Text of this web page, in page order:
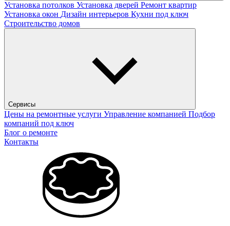
Установка потолков Установка дверей Ремонт квартир
Установка окон Дизайн интерьеров Кухни под ключ
Строительство домов
Сервисы
Цены на ремонтные услуги Управление компанией Подбор
компаний под ключ
Блог о ремонте
Контакты